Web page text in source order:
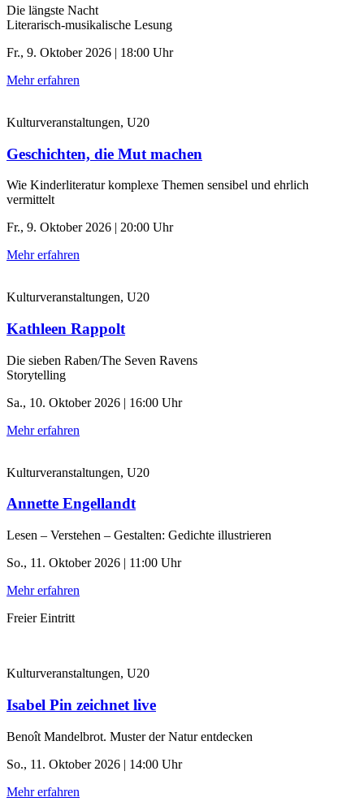
Die längste Nacht
Literarisch-musikalische Lesung
Fr., 9. Oktober 2026 | 18:00 Uhr
Mehr erfahren
Kulturveranstaltungen, U20
Geschichten, die Mut machen
Wie Kinderliteratur komplexe Themen sensibel und ehrlich
vermittelt
Fr., 9. Oktober 2026 | 20:00 Uhr
Mehr erfahren
Kulturveranstaltungen, U20
Kathleen Rappolt
Die sieben Raben/The Seven Ravens
Storytelling
Sa., 10. Oktober 2026 | 16:00 Uhr
Mehr erfahren
Kulturveranstaltungen, U20
Annette Engellandt
Lesen – Verstehen – Gestalten: Gedichte illustrieren
So., 11. Oktober 2026 | 11:00 Uhr
Mehr erfahren
Freier Eintritt
Kulturveranstaltungen, U20
Isabel Pin zeichnet live
Benoît Mandelbrot. Muster der Natur entdecken
So., 11. Oktober 2026 | 14:00 Uhr
Mehr erfahren